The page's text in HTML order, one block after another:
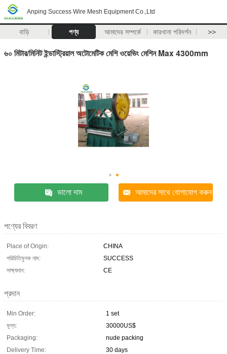
Anping Success Wire Mesh Equipment Co.,Ltd
বাড়ি পণ্য আমাদের সম্পর্কে কারখানা পরিদর্শন >>
৬০ মিটার/মিনিট ইন্ডাস্ট্রিয়াল অটোমেটিক মেশি ওয়েভিং মেশিন Max 4300mm
ভালো দাম আমাদের সাথে যোগাযোগ করুন
পণ্যের বিবরণ
Place of Origin:
CHINA
পরিচিতিমুলক নাম:
SUCCESS
সাক্ষ্যদান:
CE
প্রদান
Min Order:
1 set
মূল্য:
30000US$
Packaging:
nude packing
Delivery Time:
30 days